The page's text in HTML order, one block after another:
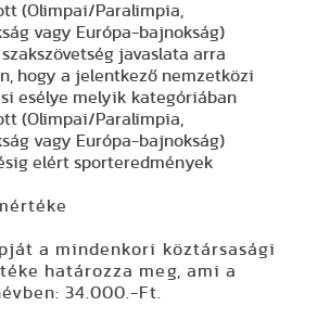
(Olimpai/Paralimpia,
vagy Európa-bajnokság)
javaslata arra
hogy a jelentkező nemzetközi
esélye melyik kategóriában
(Olimpai/Paralimpia,
vagy Európa-bajnokság)
elért sporteredmények
a mindenkori köztársasági
határozza meg, ami a
34.000.-Ft.